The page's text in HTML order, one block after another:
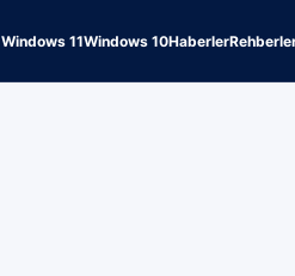
Windows 11Windows 10Haberler